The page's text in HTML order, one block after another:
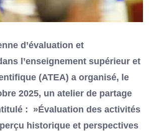
d’évaluation et
l’enseignement supérieur et
(ATEA) a organisé, le
2025, un atelier de partage
: »Évaluation des activités
historique et perspectives